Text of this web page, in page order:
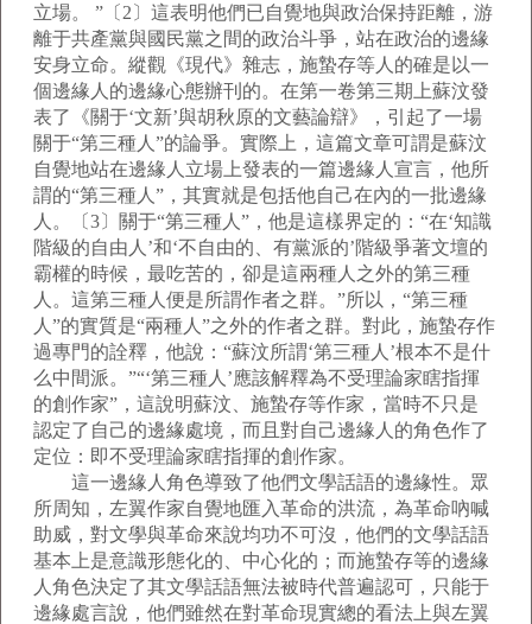
立場。 ”〔2〕這表明他們已自覺地與政治保持距離，游
離于共產黨與國民黨之間的政治斗爭，站在政治的邊緣
安身立命。縱觀《現代》雜志，施蟄存等人的確是以一
個邊緣人的邊緣心態辦刊的。在第一卷第三期上蘇汶發
表了《關于‘文新’與胡秋原的文藝論辯》，引起了一場
關于“第三種人”的論爭。實際上，這篇文章可謂是蘇汶
自覺地站在邊緣人立場上發表的一篇邊緣人宣言，他所
謂的“第三種人”，其實就是包括他自己在內的一批邊緣
人。〔3〕關于“第三種人”，他是這樣界定的：“在‘知識
階級的自由人’和‘不自由的、有黨派的’階級爭著文壇的
霸權的時候，最吃苦的，卻是這兩種人之外的第三種
人。這第三種人便是所謂作者之群。”所以，“第三種
人”的實質是“兩種人”之外的作者之群。對此，施蟄存作
過專門的詮釋，他說：“蘇汶所謂‘第三種人’根本不是什
么中間派。”“‘第三種人’應該解釋為不受理論家瞎指揮
的創作家”，這說明蘇汶、施蟄存等作家，當時不只是
認定了自己的邊緣處境，而且對自己邊緣人的角色作了
定位：即不受理論家瞎指揮的創作家。
這一邊緣人角色導致了他們文學話語的邊緣性。眾
所周知，左翼作家自覺地匯入革命的洪流，為革命吶喊
助威，對文學與革命來說均功不可沒，他們的文學話語
基本上是意識形態化的、中心化的；而施蟄存等的邊緣
人角色決定了其文學話語無法被時代普遍認可，只能于
邊緣處言說，他們雖然在對革命現實總的看法上與左翼